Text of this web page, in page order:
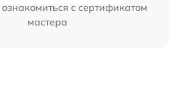
с сертификатом
мастера